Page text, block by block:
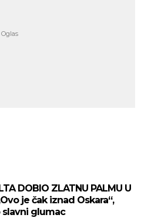
DOBIO ZLATNU PALMU U
je čak iznad Oskara“,
slavni glumac